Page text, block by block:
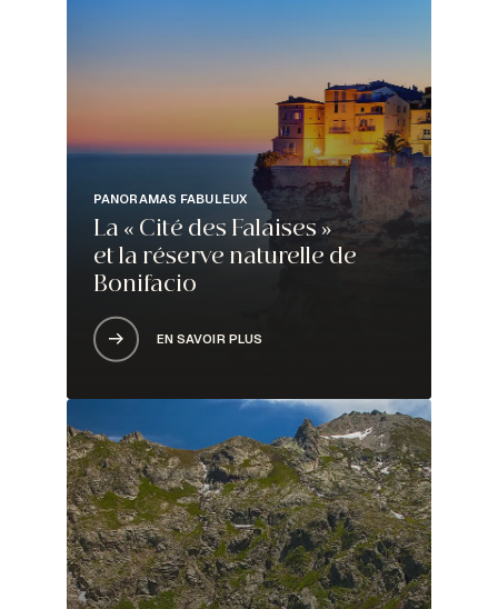
PANORAMAS FABULEUX
La « Cité des Falaises »
et la réserve naturelle de
Bonifacio
EN SAVOIR PLUS